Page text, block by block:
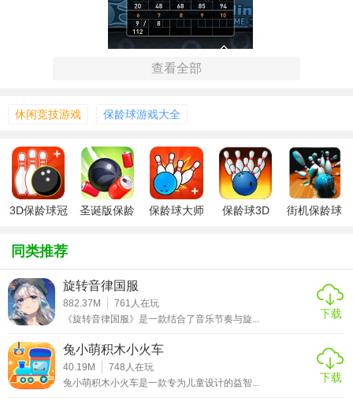
【保龄球游戏3D说明】
1. 操作方式：滑动屏幕调整投球方向，长按蓄力控制力度，
松手释放投球；部分模式支持手势旋转球体以触发弧线球效
果。
2. 得分规则：根据击倒球瓶数量计算分数，全中（10个）得
10分并奖励下两球得分，补中（剩余球瓶）得10分并奖励下
一球得分。
查看全部
休闲竞技游戏 保龄球游戏大全
3D保龄球冠
圣诞版保龄
保龄球大师
保龄球3D
街机保龄球
同类推荐
旋转音律国服
882.37M 761 人在玩
《旋转音律国服》是一款结合了音乐节奏与旋...
下载
兔小萌积木小火车
40.19M 748 人在玩
兔小萌积木小火车是一款专为儿童设计的益智...
下载